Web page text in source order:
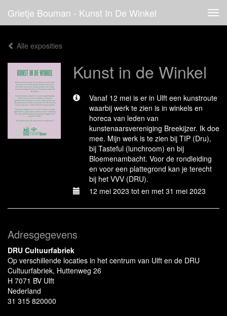
Grietje Bouman - Kunst In De Winkel
Alle exposities
Kunst in de Winkel
Vanaf 12 mei is er in Ulft een kunstroute
waarbij werk te zien is in winkels en
horeca van leden van
kunstenaarsvereniging Breekijzer. Ik doe
mee. Mijn werk is te zien bij TIP (Dru),
bij Tasteful (lunchroom) en bij
Bloemenambacht. Voor de rondleiding
en voor een plattegrond kan je terecht
bij het VVV (DRU).
12 mei 2023 tot en met 31 mei 2023
Adresgegevens
DRU Cultuurfabriek
Op verschillende locaties in het centrum van Ulft en de DRU
Cultuurfabriek, Huttenweg 26
H 7071 BV Ulft
Nederland
31 315 820000